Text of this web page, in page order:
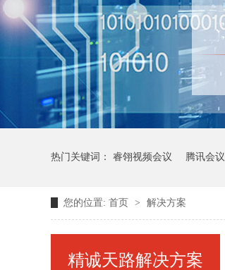
热门关键词： 睿翎视频会议 腾讯会议
您的位置: 首页 > 解决方案
精诚天路解决方案